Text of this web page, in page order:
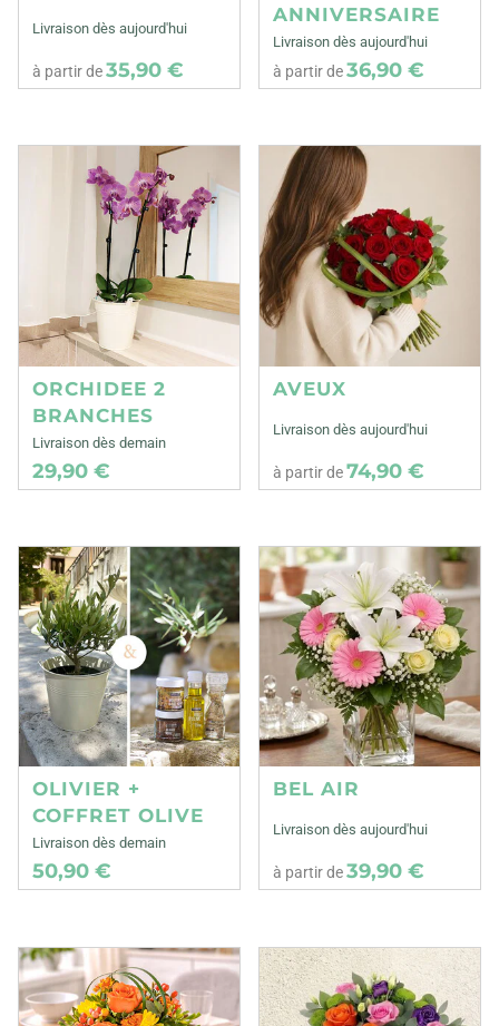
Livraison dès aujourd'hui
à partir de35,90 €
ANNIVERSAIRE
Livraison dès aujourd'hui
à partir de36,90 €
ORCHIDEE 2
BRANCHES
Livraison dès demain
29,90 €
AVEUX
Livraison dès aujourd'hui
à partir de74,90 €
OLIVIER +
COFFRET OLIVE
Livraison dès demain
50,90 €
BEL AIR
Livraison dès aujourd'hui
à partir de39,90 €